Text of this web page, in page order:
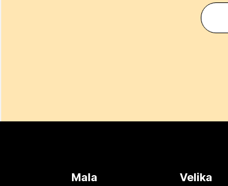
Mala
Velika